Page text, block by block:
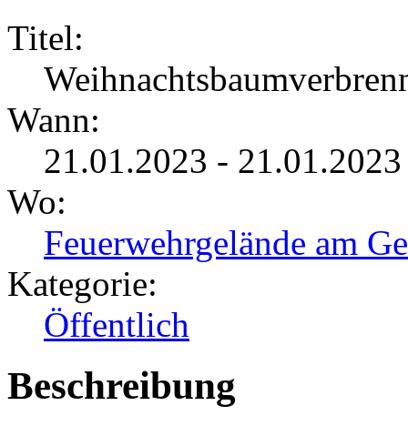
Titel:
Wann:
21.01.2023 -
Wo:
Feuerwehrgelände am
Kategorie:
Öffentlich
Beschreibung